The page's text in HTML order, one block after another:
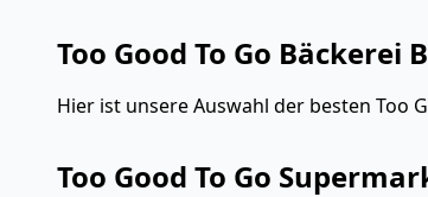
Too Good To Go Bäckerei
Hier ist unsere Auswahl der besten Too
Too Good To Go